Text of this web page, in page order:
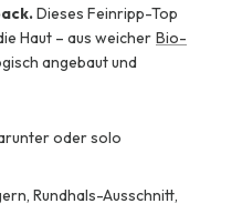
Dieses Feinripp-Top
Haut – aus weicher Bio-
angebaut und
oder solo
Rundhals-Ausschnitt,